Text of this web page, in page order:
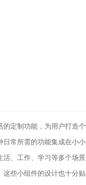
定制功能，为用户打造
常所需的功能集成在小小
、工作、学习等多个场
些小组件的设计也十分